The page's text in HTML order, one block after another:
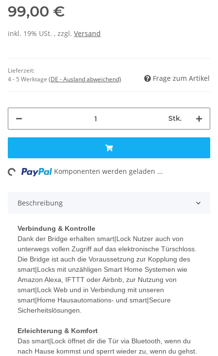
99,00 €
inkl. 19% USt. , zzgl. Versand
Lieferzeit:
4 - 5 Werktage (DE - Ausland abweichend) Frage zum Artikel
Stk.
Komponenten werden geladen ...
Beschreibung
Verbindung & Kontrolle
Dank der Bridge erhalten smart|Lock Nutzer auch von
unterwegs vollen Zugriff auf das elektronische Türschloss.
Die Bridge ist auch die Voraussetzung zur Kopplung des
smart|Locks mit unzähligen Smart Home Systemen wie
Amazon Alexa, IFTTT oder Airbnb, zur Nutzung von
smart|Lock Web und in Verbindung mit unseren
smart|Home Hausautomations- und smart|Secure
Sicherheitslösungen.
Erleichterung & Komfort
Das smart|Lock öffnet dir die Tür via Bluetooth, wenn du
nach Hause kommst und sperrt wieder zu, wenn du gehst.